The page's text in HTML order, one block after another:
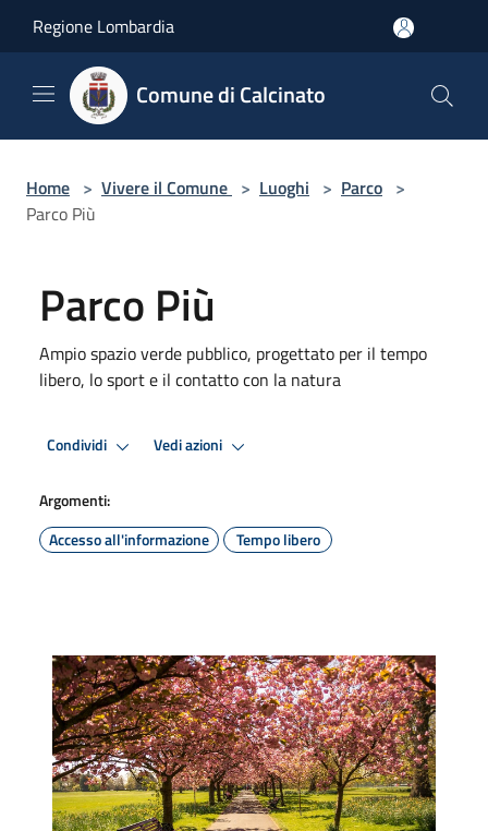
Regione Lombardia
Comune di Calcinato
Home > Vivere il Comune > Luoghi > Parco >
Parco Più
Parco Più
Ampio spazio verde pubblico, progettato per il tempo
libero, lo sport e il contatto con la natura
Condividi Vedi azioni
Argomenti:
Accesso all'informazione
Tempo libero